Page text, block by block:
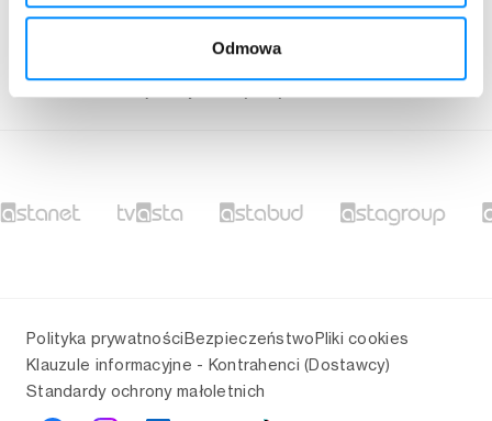
Odmowa
67 350 90 00
Polityka prywatnościBezpieczeństwoPliki cookies
Klauzule informacyjne - Kontrahenci (Dostawcy)
Standardy ochrony małoletnich